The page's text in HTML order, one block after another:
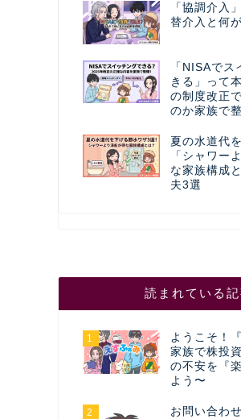
「協調介入
替介入と何
「NISAでス
きる」って
の制度改正
のか家族で
夏の水道代
「シャワー
な家族構成
夫3選
読まれている
1
ようこそ！
家族で株投
の不安を『
よう〜
2 お問い合わせ